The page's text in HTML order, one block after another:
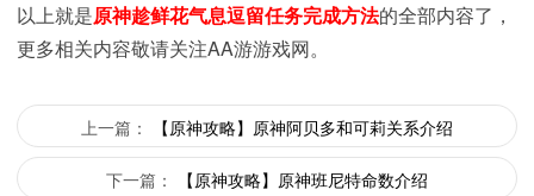
以上就是原神趁鲜花气息逗留任务完成方法的全部内容了，
更多相关内容敬请关注AA游游戏网。
上一篇： 【原神攻略】原神阿贝多和可莉关系介绍
下一篇： 【原神攻略】原神班尼特命数介绍